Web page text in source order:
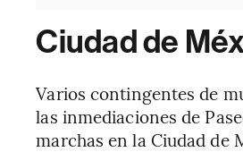
Ciudad de
Varios contingentes de
las inmediaciones de
marchas en la Ciudad de